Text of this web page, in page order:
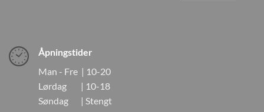
Åpningstider
Man - Fre | 10-20
Lørdag | 10-18
Søndag | Stengt